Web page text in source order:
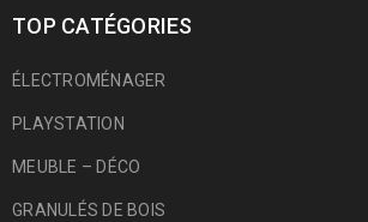
TOP CATÉGORIES
ÉLECTROMÉNAGER
PLAYSTATION
MEUBLE – DÉCO
GRANULÉS DE BOIS